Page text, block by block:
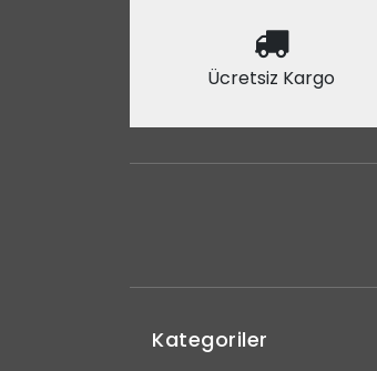
Ücretsiz Kargo
Kategoriler